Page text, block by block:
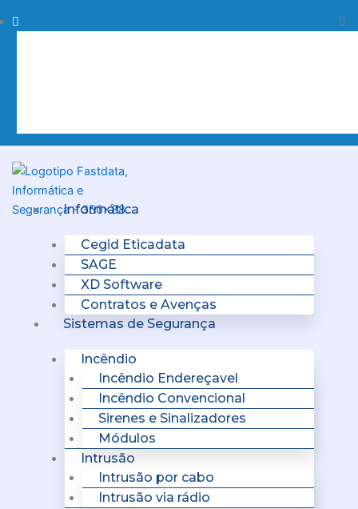
to
Procurar
Informática
Cegid Eticadata
SAGE
XD Software
Contratos e Avenças
Sistemas de Segurança
Incêndio
Incêndio Endereçavel
Incêndio Convencional
Sirenes e Sinalizadores
Módulos
Intrusão
Intrusão por cabo
Intrusão via rádio
Menu